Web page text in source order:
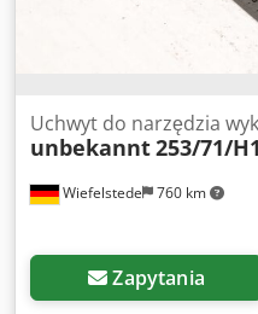
Wiefelstede 760 km
Uchwyt do narzędzia
unbekannt253/71/
Zapytania